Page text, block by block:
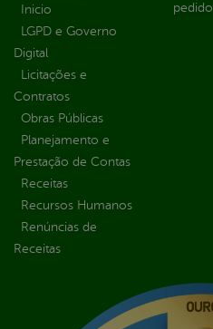
Inicio
LGPD e Governo
Digital
Licitações e
Contratos
Obras Públicas
Planejamento e
Prestação de Contas
Receitas
Recursos Humanos
Renúncias de
Receitas
pedido